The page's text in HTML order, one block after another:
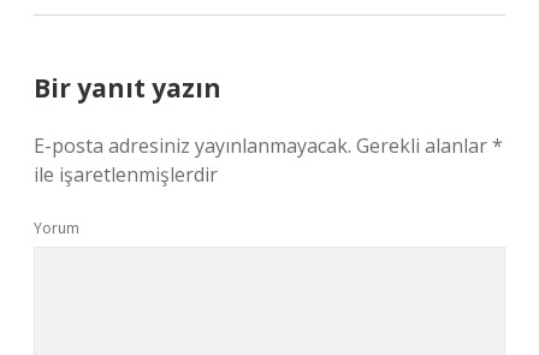
Bir yanıt yazın
E-posta adresiniz yayınlanmayacak. Gerekli alanlar*
ile işaretlenmişlerdir
Yorum